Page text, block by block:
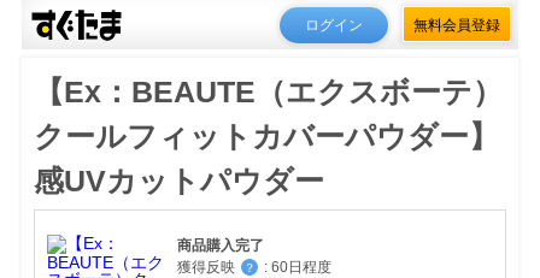
ログイン 無料会員登録
【Ex：BEAUTE（エクスボーテ）
クールフィットカバーパウダー】
感UVカットパウダー
商品購入完了
獲得反映
？ : 60日程度